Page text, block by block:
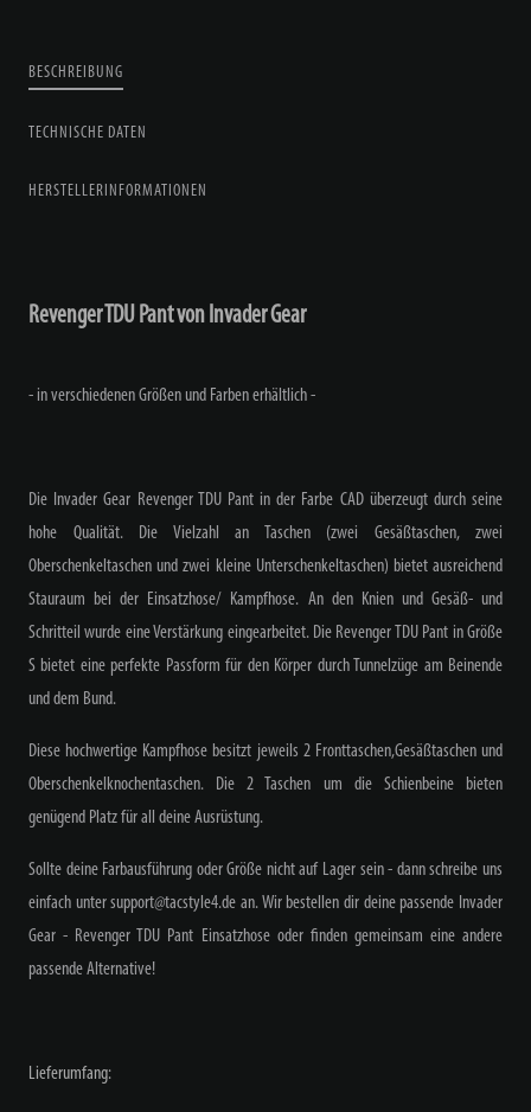
BESCHREIBUNG
TECHNISCHE DATEN
HERSTELLERINFORMATIONEN
Revenger TDU Pant von Invader Gear
- in verschiedenen Größen und Farben erhältlich -
Die Invader Gear Revenger TDU Pant in der Farbe CAD überzeugt durch seine
hohe Qualität. Die Vielzahl an Taschen (zwei Gesäßtaschen, zwei
Oberschenkeltaschen und zwei kleine Unterschenkeltaschen) bietet ausreichend
Stauraum bei der Einsatzhose/ Kampfhose. An den Knien und Gesäß- und
Schritteil wurde eine Verstärkung eingearbeitet. Die Revenger TDU Pant in Größe
S bietet eine perfekte Passform für den Körper durch Tunnelzüge am Beinende
und dem Bund.
Diese hochwertige Kampfhose besitzt jeweils 2 Fronttaschen,Gesäßtaschen und
Oberschenkelknochentaschen. Die 2 Taschen um die Schienbeine bieten
genügend Platz für all deine Ausrüstung.
Sollte deine Farbausführung oder Größe nicht auf Lager sein - dann schreibe uns
einfach unter support@tacstyle4.de an. Wir bestellen dir deine passende Invader
Gear - Revenger TDU Pant Einsatzhose oder finden gemeinsam eine andere
passende Alternative!
Lieferumfang: